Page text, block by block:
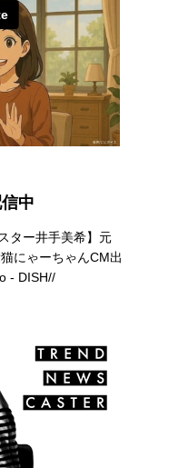
中
ター井手美希】元
にゃーちゃんCM出
- DISH//